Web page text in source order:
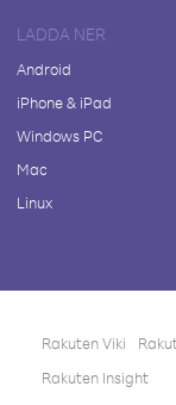
LADDA NER
Android
iPhone & iPad
Windows PC
Mac
Linux
Rakuten Viki
Rakuten Insight